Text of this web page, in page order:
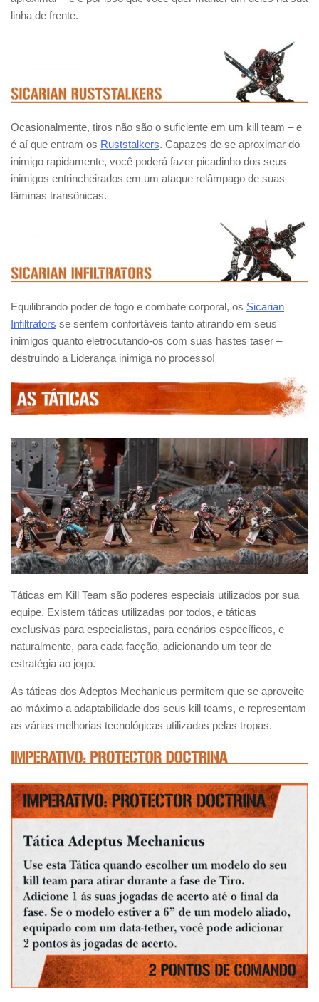
linha de frente.
Ocasionalmente, tiros não são o suficiente em um kill team – e
é aí que entram os Ruststalkers. Capazes de se aproximar do
inimigo rapidamente, você poderá fazer picadinho dos seus
inimigos entrincheirados em um ataque relâmpago de suas
lâminas transônicas.
Equilibrando poder de fogo e combate corporal, os Sicarian
Infiltrators se sentem confortáveis tanto atirando em seus
inimigos quanto eletrocutando-os com suas hastes taser –
destruindo a Liderança inimiga no processo!
Táticas em Kill Team são poderes especiais utilizados por sua
equipe. Existem táticas utilizadas por todos, e táticas
exclusivas para especialistas, para cenários específicos, e
naturalmente, para cada facção, adicionando um teor de
estratégia ao jogo.
As táticas dos Adeptos Mechanicus permitem que se aproveite
ao máximo a adaptabilidade dos seus kill teams, e representam
as várias melhorias tecnológicas utilizadas pelas tropas.